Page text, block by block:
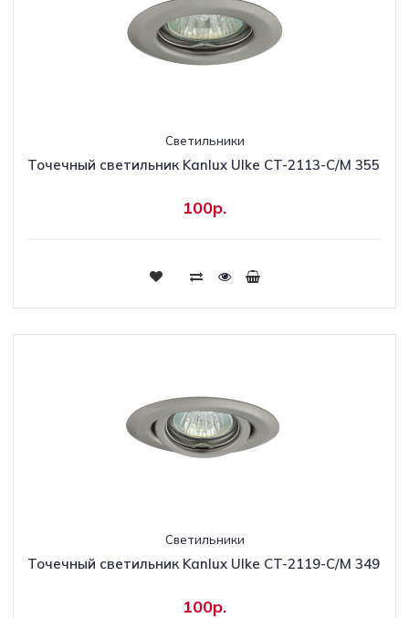
Светильники
Точечный светильник Kanlux Ulke CT-2113-C/M 355
100р.
Светильники
Точечный светильник Kanlux Ulke CT-2119-C/M 349
100р.